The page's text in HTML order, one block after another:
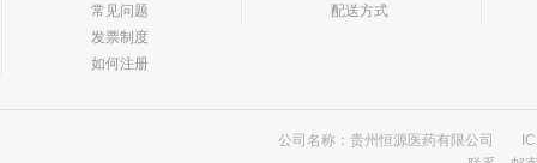
常见问题
发票制度
如何注册
配送方式
公司名称：贵州恒源医药有限公司